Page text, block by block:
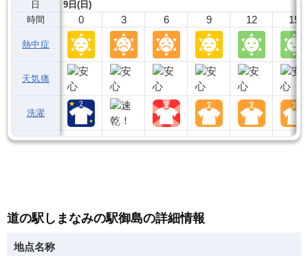
日
時間
熱中症
天気痛
洗濯
9日(日)
0 3 6 9 12 15
道の駅しまなみの駅御島の詳細情報
地点名称